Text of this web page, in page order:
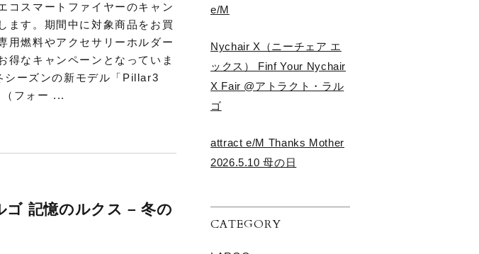
コスマートファイヤーのキャン
ます。期間中に対象商品をお買
用燃料やアクセサリーホルダー
得なキャンペーンとなっていま
シーズンの新モデル「Pillar3
（フォー ...
ゴ 記憶のルクス – 冬の
e/M
Nychair X（ニーチェア エ
ックス） Finf Your Nychair
X Fair @アトラクト・ラル
ゴ
attract e/M Thanks Mother
2026.5.10 母の日
CATEGORY